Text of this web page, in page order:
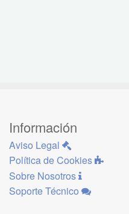
Información
Aviso Legal
Política de Cookies
Sobre Nosotros
Soporte Técnico